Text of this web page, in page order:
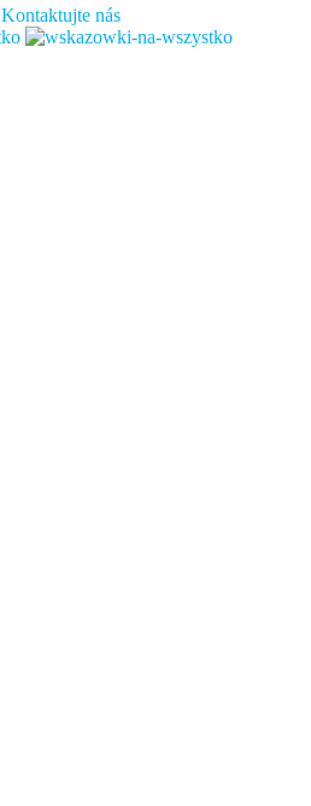
Kontaktujte nás